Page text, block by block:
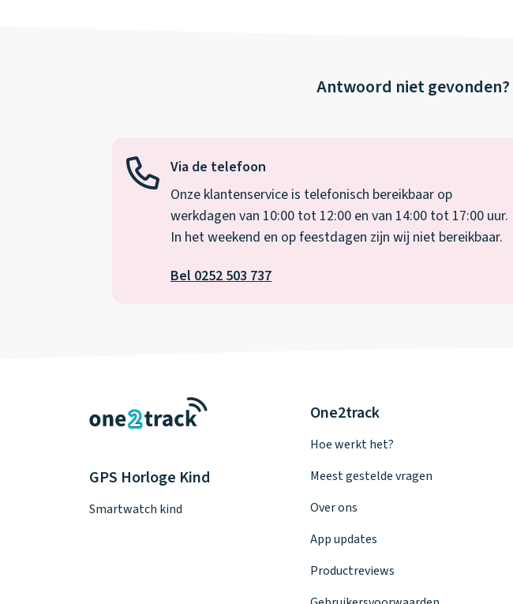
Antwoord niet gevonden?
Via de telefoon
Onze klantenservice is telefonisch bereikbaar op
werkdagen van 10:00 tot 12:00 en van 14:00 tot 17:00 uur.
In het weekend en op feestdagen zijn wij niet bereikbaar.
Bel 0252 503 737
GPS Horloge Kind
Smartwatch kind
One2track
Hoe werkt het?
Meest gestelde vragen
Over ons
App updates
Productreviews